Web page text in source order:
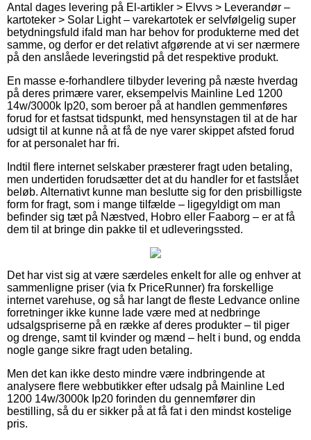
Antal dages levering på El-artikler > Elvvs > Leverandør –
kartoteker > Solar Light – varekartotek er selvfølgelig super
betydningsfuld ifald man har behov for produkterne med det
samme, og derfor er det relativt afgørende at vi ser nærmere
på den anslåede leveringstid på det respektive produkt.
En masse e-forhandlere tilbyder levering på næste hverdag
på deres primære varer, eksempelvis Mainline Led 1200
14w/3000k Ip20, som beroer på at handlen gemmenføres
forud for et fastsat tidspunkt, med hensynstagen til at de har
udsigt til at kunne nå at få de nye varer skippet afsted forud
for at personalet har fri.
Indtil flere internet selskaber præsterer fragt uden betaling,
men undertiden forudsætter det at du handler for et fastslået
beløb. Alternativt kunne man beslutte sig for den prisbilligste
form for fragt, som i mange tilfælde – ligegyldigt om man
befinder sig tæt på Næstved, Hobro eller Faaborg – er at få
dem til at bringe din pakke til et udleveringssted.
Det har vist sig at være særdeles enkelt for alle og enhver at
sammenligne priser (via fx PriceRunner) fra forskellige
internet varehuse, og så har langt de fleste Ledvance online
forretninger ikke kunne lade være med at nedbringe
udsalgspriserne på en række af deres produkter – til piger
og drenge, samt til kvinder og mænd – helt i bund, og endda
nogle gange sikre fragt uden betaling.
Men det kan ikke desto mindre være indbringende at
analysere flere webbutikker efter udsalg på Mainline Led
1200 14w/3000k Ip20 forinden du gennemfører din
bestilling, så du er sikker på at få fat i den mindst kostelige
pris.